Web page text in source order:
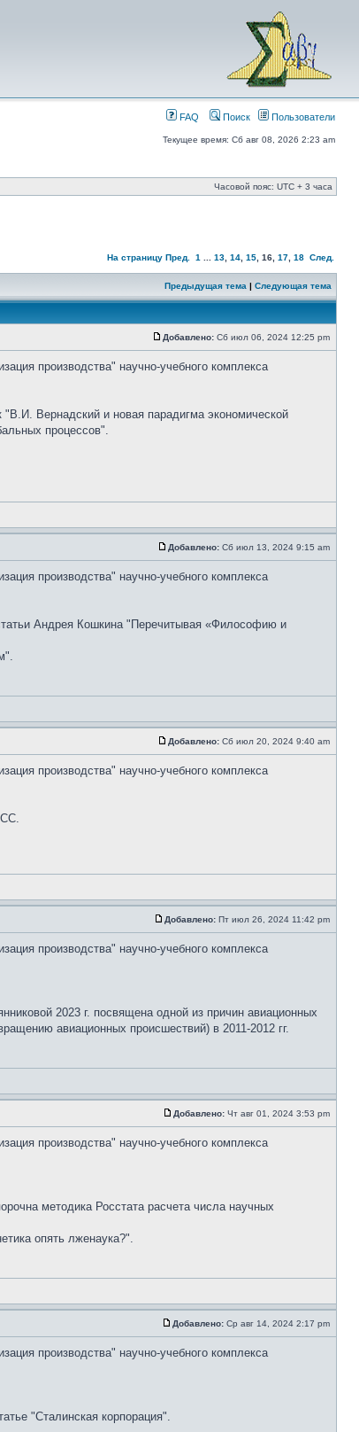
FAQ Поиск Пользователи
Текущее время: Сб авг 08, 2026 2:23 am
Часовой пояс: UTC + 3 часа
На страницу Пред. 1 13 14 15 16 17 18 След.
Предыдущая тема | Следующая тема
Добавлено: Сб июл 06, 2024 12:25 pm
производства" научно-учебного комплекса
Вернадский и новая парадигма экономической
процессов".
Добавлено: Сб июл 13, 2024 9:15 am
производства" научно-учебного комплекса
Андрея Кошкина "Перечитывая «Философию и
Добавлено: Сб июл 20, 2024 9:40 am
производства" научно-учебного комплекса
Добавлено: Пт июл 26, 2024 11:42 pm
производства" научно-учебного комплекса
2023 г. посвящена одной из причин авиационных
авиационных происшествий) в 2011-2012 гг.
Добавлено: Чт авг 01, 2024 3:53 pm
производства" научно-учебного комплекса
методика Росстата расчета числа научных
опять лженаука?".
Добавлено: Ср авг 14, 2024 2:17 pm
производства" научно-учебного комплекса
"Сталинская корпорация".